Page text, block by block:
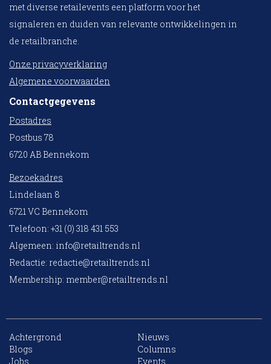
met diverse retailevents een platform voor het
signaleren en duiden van relevante ontwikkelingen in
de retailbranche.
Onze privacyverklaring
Algemene voorwaarden
Contactgegevens
Postadres
Postbus 78
6720 AB Bennekom
Bezoekadres
Lindelaan 8
6721 VC Bennekom
Telefoon: +31 (0) 318 431 553
Algemeen: info@retailtrends.nl
Redactie: redactie@retailtrends.nl
Membership: member@retailtrends.nl
Achtergrond
Nieuws
Blogs
Columns
Jobs
Events
10 collega’s